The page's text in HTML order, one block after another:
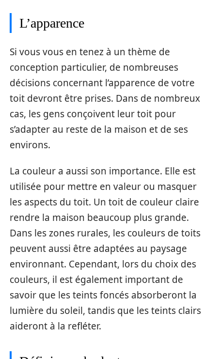
L’apparence
Si vous vous en tenez à un thème de
conception particulier, de nombreuses
décisions concernant l’apparence de votre
toit devront être prises. Dans de nombreux
cas, les gens conçoivent leur toit pour
s’adapter au reste de la maison et de ses
environs.
La couleur a aussi son importance. Elle est
utilisée pour mettre en valeur ou masquer
les aspects du toit. Un toit de couleur claire
rendre la maison beaucoup plus grande.
Dans les zones rurales, les couleurs de toits
peuvent aussi être adaptées au paysage
environnant. Cependant, lors du choix des
couleurs, il est également important de
savoir que les teints foncés absorberont la
lumière du soleil, tandis que les teints clairs
aideront à la refléter.